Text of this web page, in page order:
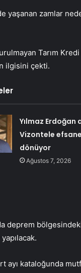
yaşanan zamlar
Tarım
ilgisini çekti.
Yılmaz Erdoğan
Vizontele
dönüyor
Ağustos 7, 2026
deprem
ayı kataloğunda